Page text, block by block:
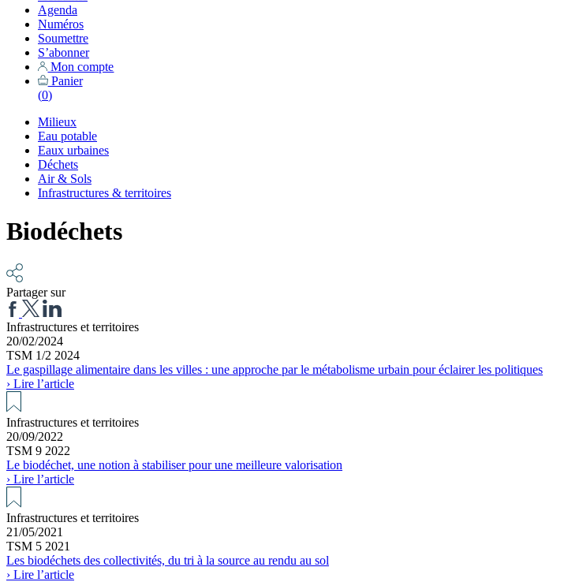
Agenda
Numéros
Soumettre
S’abonner
Mon compte
Panier
(0)
Milieux
Eau potable
Eaux urbaines
Déchets
Air & Sols
Infrastructures & territoires
Biodéchets
Partager sur
Infrastructures et territoires
20/02/2024
TSM 1/2 2024
Le gaspillage alimentaire dans les villes : une approche par le métabolisme urbain pour éclairer les politiques
› Lire l’article
Infrastructures et territoires
20/09/2022
TSM 9 2022
Le biodéchet, une notion à stabiliser pour une meilleure valorisation
› Lire l’article
Infrastructures et territoires
21/05/2021
TSM 5 2021
Les biodéchets des collectivités, du tri à la source au rendu au sol
› Lire l’article